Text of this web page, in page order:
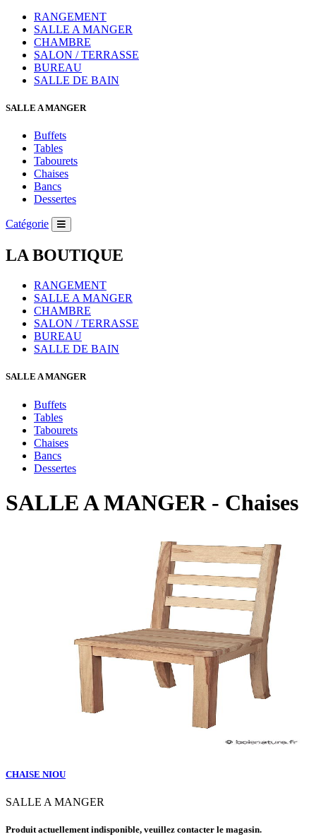
RANGEMENT
SALLE A MANGER
CHAMBRE
SALON / TERRASSE
BUREAU
SALLE DE BAIN
SALLE A MANGER
Buffets
Tables
Tabourets
Chaises
Bancs
Dessertes
Catégorie
LA BOUTIQUE
RANGEMENT
SALLE A MANGER
CHAMBRE
SALON / TERRASSE
BUREAU
SALLE DE BAIN
SALLE A MANGER
Buffets
Tables
Tabourets
Chaises
Bancs
Dessertes
SALLE A MANGER - Chaises
CHAISE NIOU
SALLE A MANGER
Produit actuellement indisponible, veuillez contacter le magasin.